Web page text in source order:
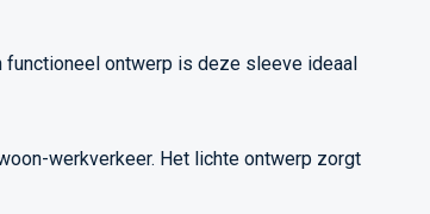
functioneel ontwerp is deze sleeve ideaal
werkverkeer. Het lichte ontwerp zorgt